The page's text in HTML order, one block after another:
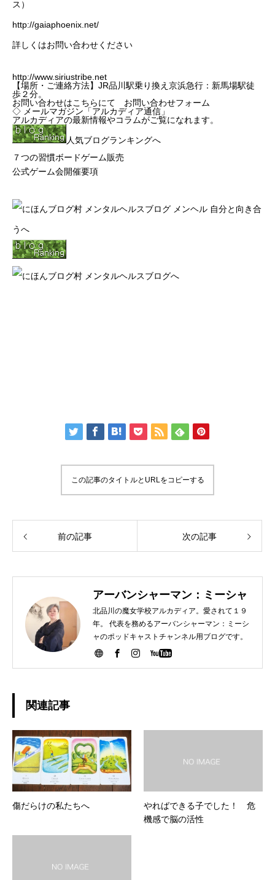
ス）
http://gaiaphoenix.net/
詳しくはお問い合わせください
http://www.siriustribe.net
【場所・ご連絡方法】JR品川駅乗り換え京浜急行：新馬場駅徒
歩２分。
お問い合わせはこちらにて お問い合わせフォーム
◇ メールマガジン「アルカディア通信」
アルカディアの最新情報やコラムがご覧になれます。
人気ブログランキングへ
７つの習慣ボードゲーム販売
公式ゲーム会開催要項
この記事のタイトルとURLをコピーする
前の記事 次の記事
アーバンシャーマン：ミーシャ
北品川の魔女学校アルカディア。愛されて１９
年。 代表を務めるアーバンシャーマン：ミーシ
ャのポッドキャストチャンネル用ブログです。
関連記事
傷だらけの私たちへ
やればできる子でした！ 危
機感で脳の活性